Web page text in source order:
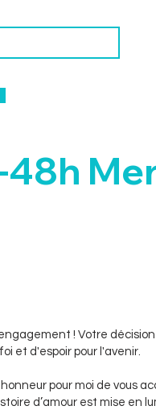
48h
! Votre
et d'espoir pour l'avenir.
pour moi de vous
d’amour est mise en